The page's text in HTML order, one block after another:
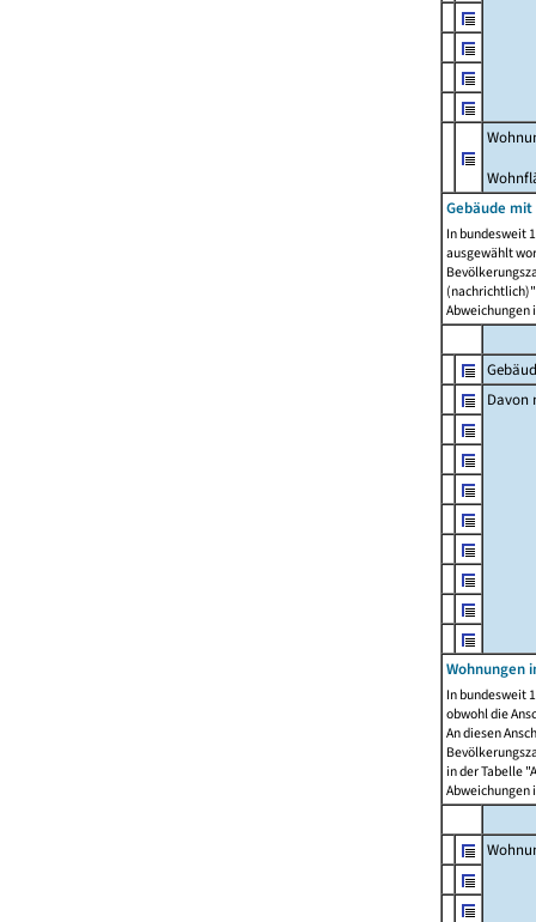
Gebäude
In bundesweit
ausgewählt
Abweichungen
Davon
Wohnungen
In bundesweit
obwohl die
An diesen
in der Tabelle
Abweichungen